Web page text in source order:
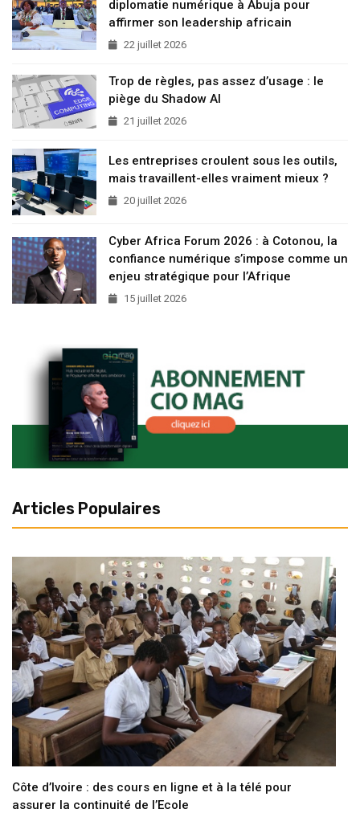
diplomatie numérique à Abuja pour
affirmer son leadership africain
22 juillet 2026
Trop de règles, pas assez d’usage : le
piège du Shadow AI
21 juillet 2026
Les entreprises croulent sous les outils,
mais travaillent-elles vraiment mieux ?
20 juillet 2026
Cyber Africa Forum 2026 : à Cotonou, la
confiance numérique s’impose comme un
enjeu stratégique pour l’Afrique
15 juillet 2026
Articles Populaires
Côte d’Ivoire : des cours en ligne et à la télé pour
assurer la continuité de l’Ecole